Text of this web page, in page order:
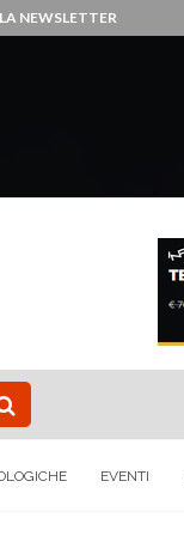
NEWSLETTER
EVENTI